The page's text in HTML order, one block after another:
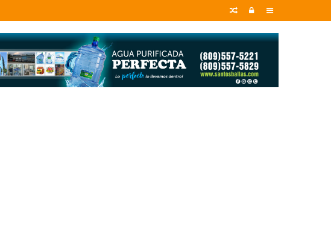
Sidebar
Entrar
Random